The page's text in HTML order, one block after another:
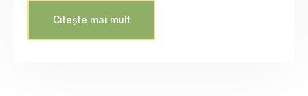
Citește mai mult